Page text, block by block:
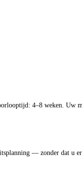
4–8 weken. Uw
— zonder dat u er